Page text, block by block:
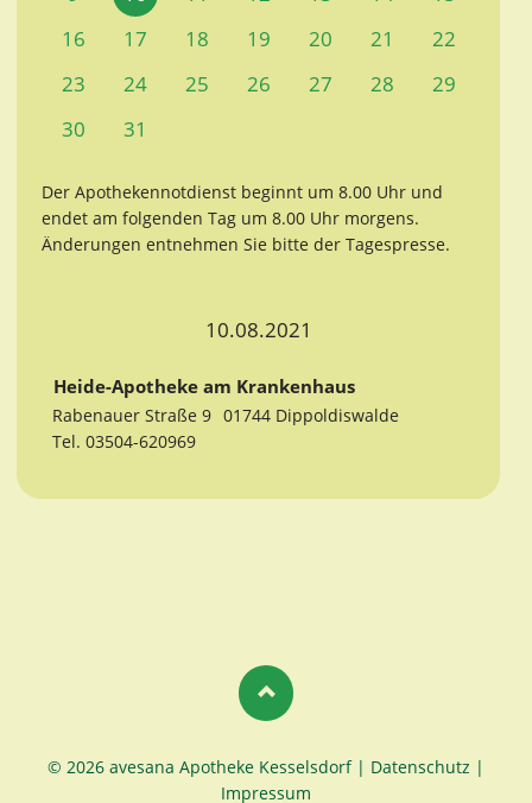
16
17 18 19 20 21
22
23
24 25 26 27 28
29
30
31
Der Apothekennotdienst beginnt um 8.00 Uhr und
endet am folgenden Tag um 8.00 Uhr morgens.
Änderungen entnehmen Sie bitte der Tagespresse.
10.08.2021
Heide-Apotheke am Krankenhaus
Rabenauer Straße 9 01744 Dippoldiswalde
Tel. 03504-620969
© 2026 avesana Apotheke Kesselsdorf | Datenschutz |
Impressum